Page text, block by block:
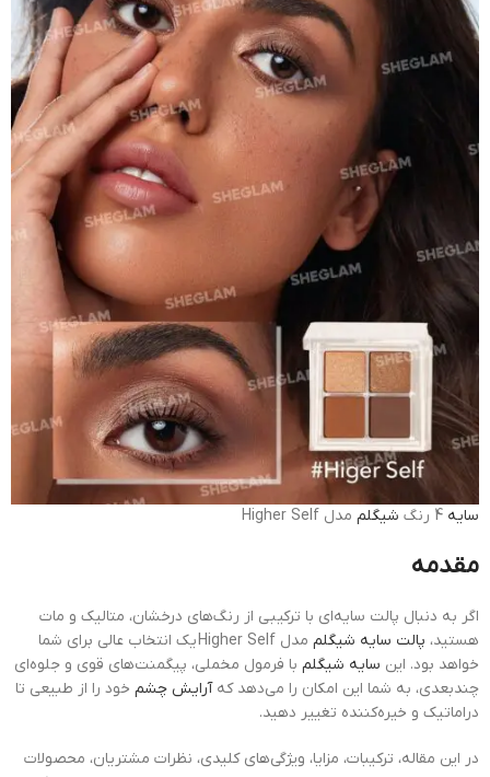
سایه شیگلم مدل Higher Self
مقدمه
اگر به دنبال پالت سایه‌ای با ترکیبی از رنگ‌های درخشان، متالیک و مات
هستید، پالت سایه شیگلم
مدل Higher Self یک انتخاب عالی برای شما
خواهد بود. این سایه شیگلم با فرمول مخملی، پیگمنت‌های قوی و جلوه‌ای
چندبعدی، به شما این امکان را می‌دهد کهآرایش چشم خود را از طبیعی تا
دراماتیک و خیره‌کننده تغییر دهید.
در این مقاله، ترکیبات، مزایا، ویژگی‌های کلیدی، نظرات مشتریان، محصولات